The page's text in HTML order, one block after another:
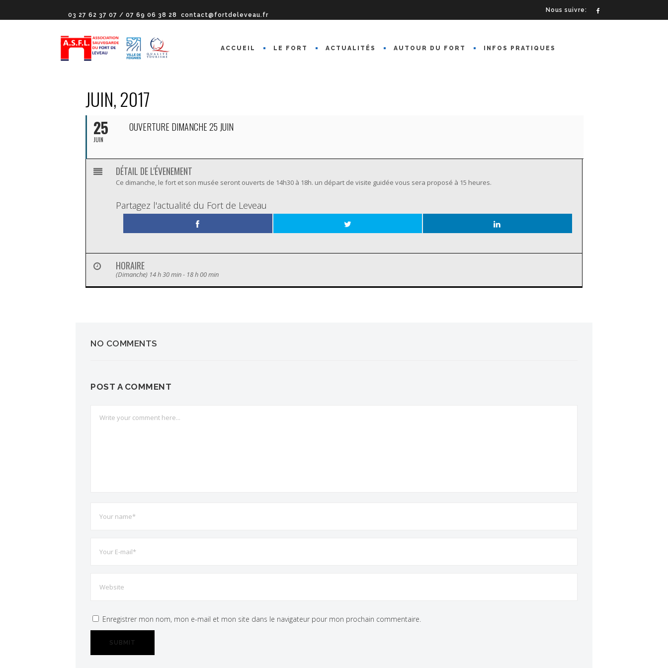
03 27 62 37 07 / 07 69 06 38 28 contact@fortdeleveau.fr
Nous suivre:
ACCUEIL LE FORT ACTUALITÉS AUTOUR DU FORT INFOS PRATIQUES
JUIN, 2017
25
JUIN
OUVERTURE DIMANCHE 25 JUIN
DÉTAIL DE L'ÉVENEMENT
Ce dimanche, le fort et son musée seront ouverts de 14h30 à 18h. un départ de visite guidée vous sera proposé à 15 heures.
Partagez l'actualité du Fort de Leveau
HORAIRE
(Dimanche) 14 h 30 min - 18 h 00 min
NO COMMENTS
POST A COMMENT
Enregistrer mon nom, mon e-mail et mon site dans le navigateur pour mon prochain commentaire.